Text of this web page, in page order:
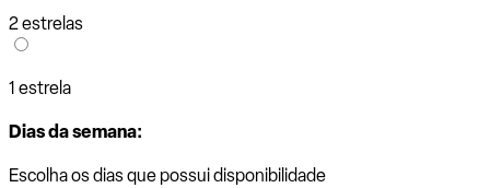
2 estrelas
1 estrela
Dias da semana:
Escolha os dias que possui disponibilidade